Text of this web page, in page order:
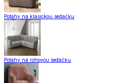
Potahy na klasickou sedačku
Potahy na rohovou sedačku